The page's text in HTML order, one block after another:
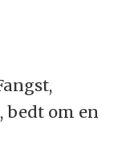
bedt om en